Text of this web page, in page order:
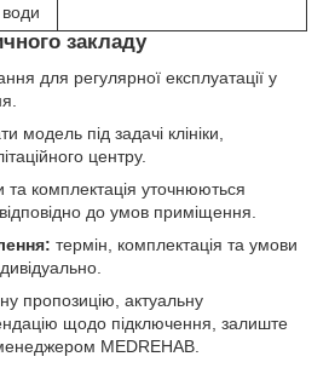
води
закладу
для регулярної експлуатації у
модель під задачі клініки,
центру.
та комплектація уточнюються
до умов приміщення.
термін, комплектація та умови
пропозицію, актуальну
щодо підключення, залиште
MEDREHAB.